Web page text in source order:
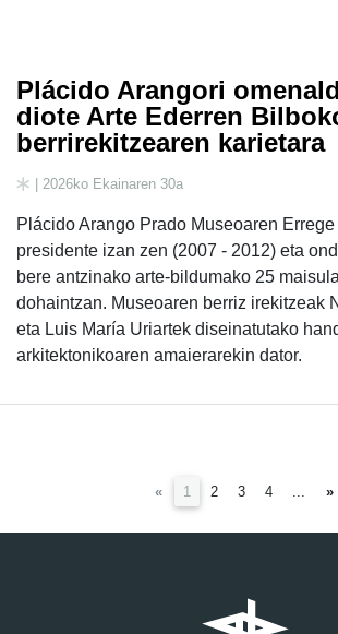
Plácido Arangori
diote Arte Ederren
berrirekitzearen karietara
| 2026ko Ekainaren 30a
Plácido Arango Prado Museoaren
presidente izan zen (2007 - 2012) eta
bere antzinako arte-bildumako 25
dohaintzan. Museoaren berriz irekitzeak
eta Luis María Uriartek diseinatutako
arkitektonikoaren amaierarekin dator.
« 1 (current)
2 3 4 »